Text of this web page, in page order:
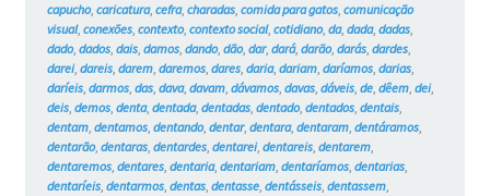
capucho, caricatura, cefra, charadas, comida para gatos, comunicação
visual, conexões, contexto, contexto social, cotidiano, da, dada, dadas,
dado, dados, dais, damos, dando, dão, dar, dará, darão, darás, dardes,
darei, dareis, darem, daremos, dares, daria, dariam, daríamos, darias,
daríeis, darmos, das, dava, davam, dávamos, davas, dáveis, de, dêem, dei,
deis, demos, denta, dentada, dentadas, dentado, dentados, dentais,
dentam, dentamos, dentando, dentar, dentara, dentaram, dentáramos,
dentarão, dentaras, dentardes, dentarei, dentareis, dentarem,
dentaremos, dentares, dentaria, dentariam, dentaríamos, dentarias,
dentaríeis, dentarmos, dentas, dentasse, dentásseis, dentassem,